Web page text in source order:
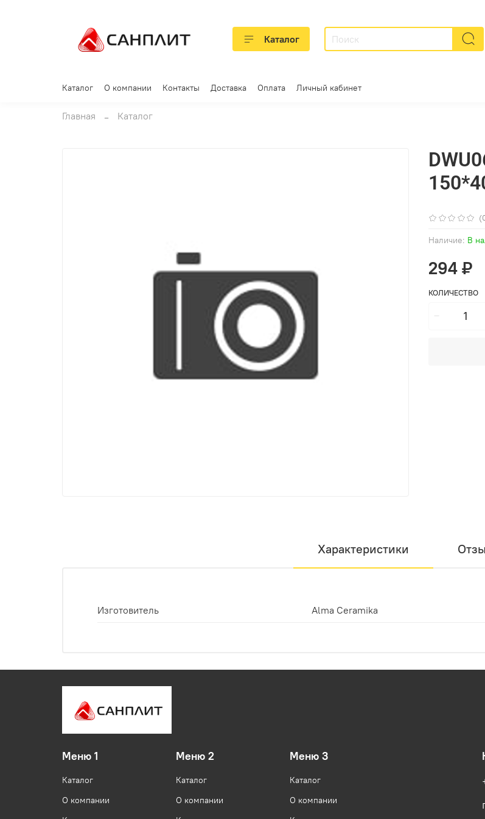
Каталог
Каталог О компании Контакты Доставка Оплата Личный кабинет
Главная Каталог
Наличие: В
294 ₽
КОЛИЧЕСТВО
Характеристики
Изготовитель Alma Ceramika
Меню 1
Каталог
О компании
Меню 2
Каталог
О компании
Меню 3
Каталог
О компании